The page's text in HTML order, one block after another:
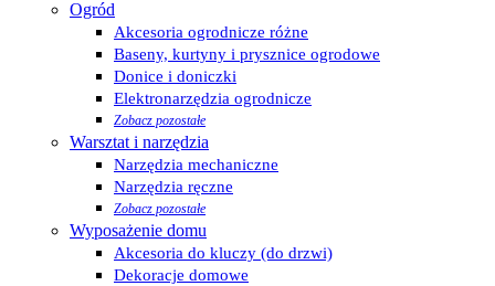
Ogród
Akcesoria ogrodnicze różne
Baseny, kurtyny i prysznice ogrodowe
Donice i doniczki
Elektronarzędzia ogrodnicze
Zobacz pozostałe
Warsztat i narzędzia
Narzędzia mechaniczne
Narzędzia ręczne
Zobacz pozostałe
Wyposażenie domu
Akcesoria do kluczy (do drzwi)
Dekoracje domowe